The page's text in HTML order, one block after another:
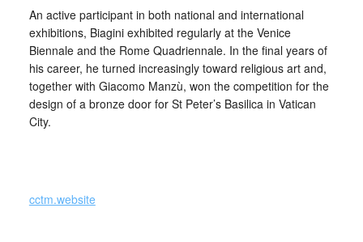
An active participant in both national and international
exhibitions, Biagini exhibited regularly at the Venice
Biennale and the Rome Quadriennale. In the final years of
his career, he turned increasingly toward religious art and,
together with Giacomo Manzù, won the competition for the
design of a bronze door for St Peter’s Basilica in Vatican
City.
cctm.website